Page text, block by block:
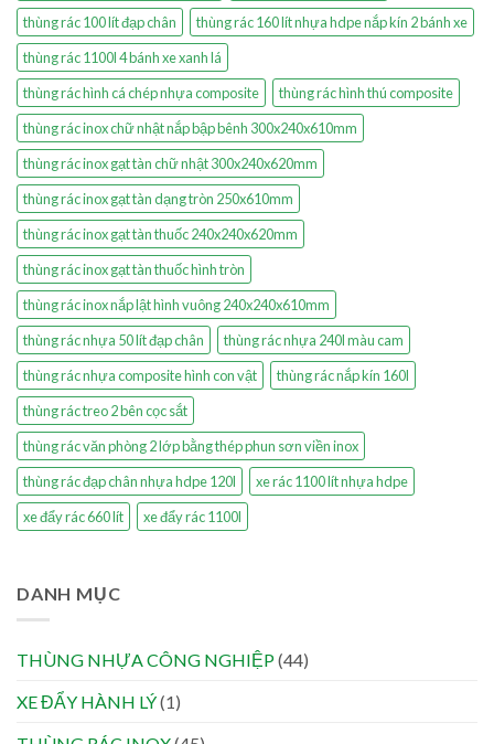
thùng rác 100 lít đạp chân
thùng rác 160 lít nhựa hdpe nắp kín 2 bánh xe
thùng rác 1100l 4 bánh xe xanh lá
thùng rác hình cá chép nhựa composite
thùng rác hình thú composite
thùng rác inox chữ nhật nắp bập bênh 300x240x610mm
thùng rác inox gạt tàn chữ nhật 300x240x620mm
thùng rác inox gạt tàn dạng tròn 250x610mm
thùng rác inox gạt tàn thuốc 240x240x620mm
thùng rác inox gạt tàn thuốc hình tròn
thùng rác inox nắp lật hình vuông 240x240x610mm
thùng rác nhựa 50 lít đạp chân
thùng rác nhựa 240l màu cam
thùng rác nhựa composite hình con vật
thùng rác nắp kín 160l
thùng rác treo 2 bên cọc sắt
thùng rác văn phòng 2 lớp bằng thép phun sơn viền inox
thùng rác đạp chân nhựa hdpe 120l
xe rác 1100 lít nhựa hdpe
xe đẩy rác 660 lít
xe đẩy rác 1100l
DANH MỤC
THÙNG NHỰA CÔNG NGHIỆP(44)
XE ĐẨY HÀNH LÝ(1)